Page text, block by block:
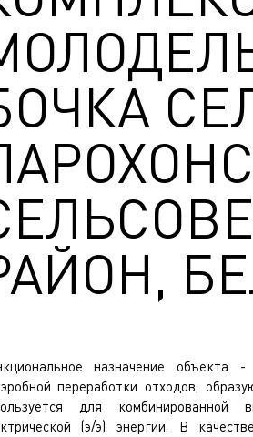
назначение объекта
переработки отходов,
для
(э/э) энергии. В